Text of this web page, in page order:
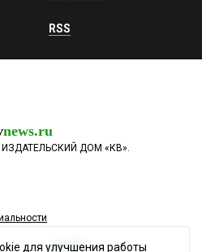
RSS
news.ru
ДОМ «КВ».
для улучшения работы